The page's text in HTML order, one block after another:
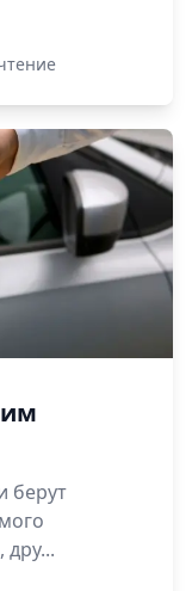
им
берут